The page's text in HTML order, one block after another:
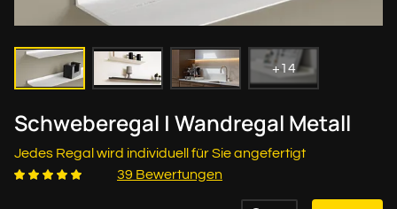
+14
Schweberegal | Wandregal Metall
Jedes Regal wird individuell für Sie angefertigt
39 Bewertungen